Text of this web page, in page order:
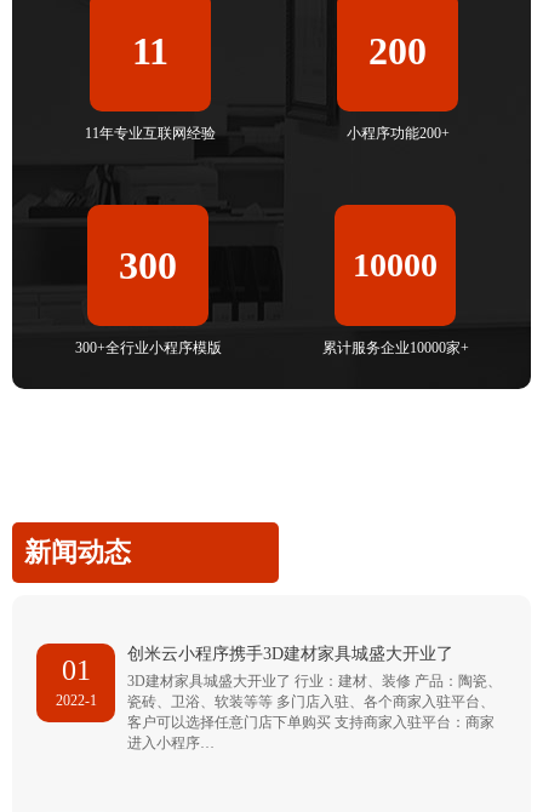
11
11年专业互联网经验
200
小程序功能200+
300
300+全行业小程序模版
10000
累计服务企业10000家+
新闻动态
01
2022-1
创米云小程序携手3D建材家具城盛大开业了
3D建材家具城盛大开业了 行业：建材、装修 产品：陶瓷、
瓷砖、卫浴、软装等等 多门店入驻、各个商家入驻平台、
客户可以选择任意门店下单购买 支持商家入驻平台：商家
进入小程序…